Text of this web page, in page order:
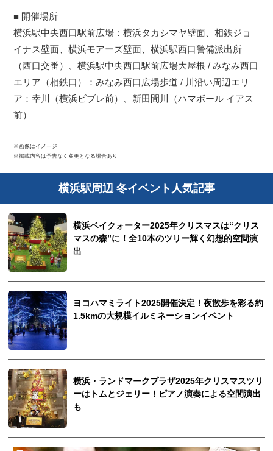
■ 開催場所
横浜駅中央西口駅前広場：横浜タカシマヤ壁面、相鉄ジョ
イナス壁面、横浜モアーズ壁面、横浜駅西口警備派出所
（西口交番）、横浜駅中央西口駅前広場大屋根 / みなみ西口
エリア（相鉄口）：みなみ西口広場歩道 / 川沿い周辺エリ
ア：幸川（横浜ビブレ前）、新田間川（ハマボール イアス
前）
※画像はイメージ
※掲載内容は予告なく変更となる場合あり
横浜駅周辺 冬イベント人気記事
横浜ベイクォーター2025年クリスマスは“クリス
マスの森”に！全10本のツリー輝く幻想的空間演
出
ヨコハマミライト2025開催決定！夜散歩を彩る約
1.5kmの大規模イルミネーションイベント
横浜・ランドマークプラザ2025年クリスマスツリ
ーはトムとジェリー！ピアノ演奏による空間演出
も